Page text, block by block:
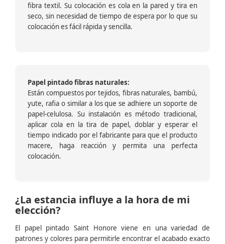
fibra textil. Su colocación es cola en la pared y tira en
seco, sin necesidad de tiempo de espera por lo que su
colocación es fácil rápida y sencilla.
Papel pintado fibras naturales:
Están compuestos por tejidos, fibras naturales, bambú,
yute, rafia o similar a los que se adhiere un soporte de
papel-celulosa. Su instalación es método tradicional,
aplicar cola en la tira de papel, doblar y esperar el
tiempo indicado por el fabricante para que el producto
macere, haga reacción y permita una perfecta
colocación.
¿La estancia influye a la hora de mi
elección?
El papel pintado Saint Honore viene en una variedad de
patrones y colores para permitirle encontrar el acabado exacto